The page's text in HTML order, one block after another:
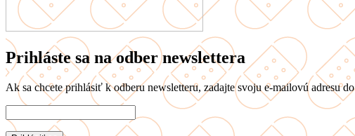
Prihláste sa na odber newslettera
Ak sa chcete prihlásiť k odberu newsletteru, zadajte svoju e-mailovú adresu